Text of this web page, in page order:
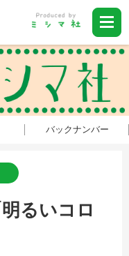
バックナンバー
るいコロ